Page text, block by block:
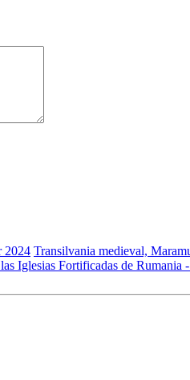
2024 Transilvania medieval,
Iglesias Fortificadas de Rumania